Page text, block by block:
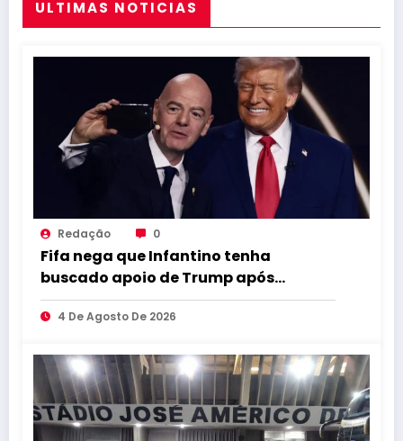
ULTIMAS NOTICIAS
Redação 0
Fifa nega que Infantino tenha
buscado apoio de Trump após
pressão no cargo
4 De Agosto De 2026